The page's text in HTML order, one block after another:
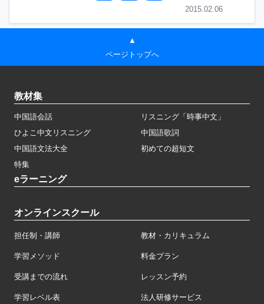
2015.02.06
▲
ページトップへ
教材集
中国語会話
リスニング「時事中文」
ひよこ中文リスニング
中国語歌詞
中国語文法大全
初めての超短文
特集
eラーニング
オンラインスクール
担任制・講師 教材・カリキュラム
学習メソッド 料金プラン
受講までの流れ レッスン予約
学習レベル表 法人研修サービス